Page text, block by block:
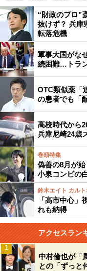
“財政のプロ”
抜けず？ 兵庫
転落危機
軍事大国がな
続困難…トラ
OTC類似薬「
の患者でも「
高校時代から
兵庫尼崎24歳
巻頭特集
偽善の8月が
小泉コンビの
鈴木エイト カルト
「高市中心
れも納得
アクセスラン
中村倫也が「
との「ずっと
1